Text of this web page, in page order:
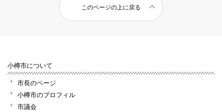
このページの上に戻る
小樽市について
市長のページ
小樽市のプロフィル
市議会